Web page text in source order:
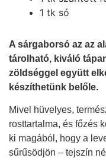
1 tk só
A sárgaborsó az az
tárolható, kiváló
zöldséggel együtt
készíthetünk belőle.
Mivel hüvelyes,
rosttartalma, és főzés
ki magából, hogy a
sűrűsödjön – tejszín